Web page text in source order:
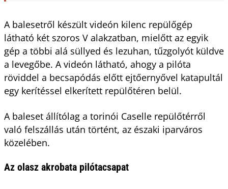
A balesetről készült videón kilenc repülőgép
látható két szoros V alakzatban, mielőtt az egyik
gép a többi alá süllyed és lezuhan, tűzgolyót küldve
a levegőbe. A videón látható, ahogy a pilóta
röviddel a becsapódás előtt ejtőernyővel katapultál
egy kerítéssel elkerített repülőtéren belül.
A baleset állítólag a torinói Caselle repülőtérről
való felszállás után történt, az északi iparváros
közelében.
Az olasz akrobata pilótacsapat